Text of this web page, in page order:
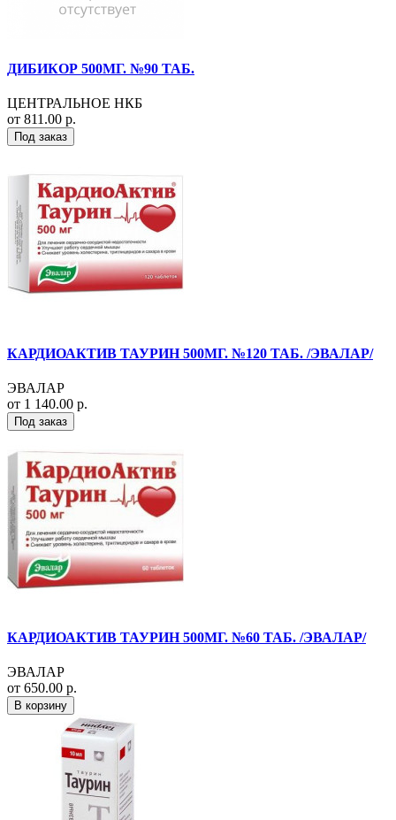
ДИБИКОР 500МГ. №90 ТАБ.
ЦЕНТРАЛЬНОЕ НКБ
от 811.00 р.
Под заказ
КАРДИОАКТИВ ТАУРИН 500МГ. №120 ТАБ. /ЭВАЛАР/
ЭВАЛАР
от 1 140.00 р.
Под заказ
КАРДИОАКТИВ ТАУРИН 500МГ. №60 ТАБ. /ЭВАЛАР/
ЭВАЛАР
от 650.00 р.
В корзину